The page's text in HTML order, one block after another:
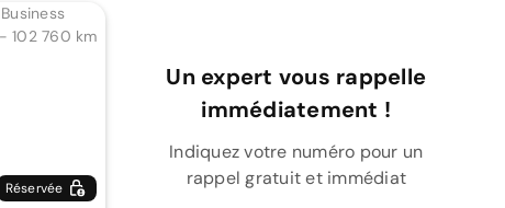
Réservée
Un expert vous rappelle
immédiatement !
Indiquez votre numéro pour un
rappel gratuit et immédiat